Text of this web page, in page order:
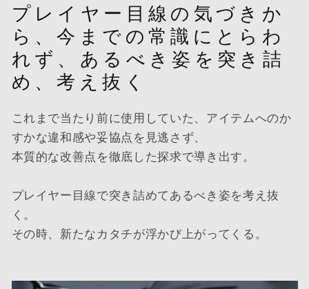
プレイヤー目線の気づきか
ら、今までの常識にとらわ
れず、あるべき姿を突き詰
め、考え抜く
これまで当たり前に使用していた、アイテムへのか
すかな違和感や妥協点を見逃さず、
本質的な改善点を徹底した探求で導き出す。
プレイヤー目線で突き詰めてあるべき姿を考え抜
く。
その時、新たなカタチが浮かび上がってくる。